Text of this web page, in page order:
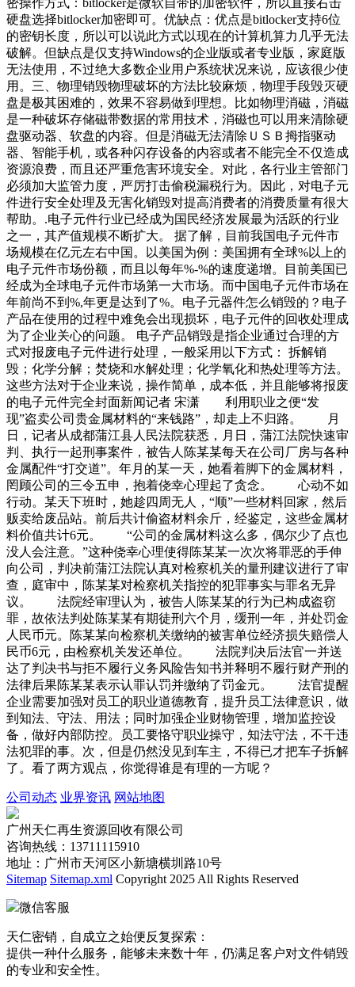
硬盘选择bitlocker加密即可。优缺点：优点是bitlocker支持6位
的密钥长度，所以可以说此方式以现在的计算机算力几乎无法
破解。但缺点是仅支持Windows的企业版或者专业版，家庭版
无法使用，不过绝大多数企业用户系统状况来说，应该很少使
用。三、物理销毁物理破坏的方法比较麻烦，物理手段毁灭硬
盘是极其困难的，效果不容易做到理想。比如物理消磁，消磁
是一种破坏存储磁带数据的常用技术，消磁也可以用来清除硬
盘驱动器、软盘的内容。但是消磁无法清除ＵＳＢ拇指驱动
器、智能手机，或各种闪存设备的内容或者不能完全不仅造成
资源浪费，而且还严重危害环境安全。对此，各行业主管部门
必须加大监管力度，严厉打击偷税漏税行为。因此，对电子元
件进行安全处理及无害化销毁对提高消费者的消费质量有很大
帮助。.电子元件行业已经成为国民经济发展最为活跃的行业
之一，其产值规模不断扩大。 据了解，目前我国电子元件市
场规模在亿元左右中国。以美国为例：美国拥有全球%以上的
电子元件市场份额，而且以每年%-%的速度递增。目前美国已
经成为全球电子元件市场第一大市场。而中国电子元件市场在
年前尚不到%,年更是达到了%。电子元器件怎么销毁的？电子
产品在使用的过程中难免会出现损坏，电子元件的回收处理成
为了企业关心的问题。 电子产品销毁是指企业通过合理的方
式对报废电子元件进行处理，一般采用以下方式： 拆解销
毁；化学分解；焚烧和水解处理；化学氧化和热处理等方法。
这些方法对于企业来说，操作简单，成本低，并且能够将报废
的电子元件完全封面新闻记者 宋潇 利用职业之便“发
现”盗卖公司贵金属材料的“来钱路”，却走上不归路。 月
日，记者从成都蒲江县人民法院获悉，月日，蒲江法院快速审
判、执行一起刑事案件，被告人陈某某每天在公司厂房与各种
金属配件“打交道”。年月的某一天，她看着脚下的金属材料，
罔顾公司的三令五申，抱着侥幸心理起了贪念。 心动不如
行动。某天下班时，她趁四周无人，“顺”一些材料回家，然后
贩卖给废品站。前后共计偷盗材料余斤，经鉴定，这些金属材
料价值共计6元。 “公司的金属材料这么多，偶尔少了点也
没人会注意。”这种侥幸心理使得陈某某一次次将罪恶的手伸
向公司，判决前蒲江法院认真对检察机关的量刑建议进行了审
查，庭审中，陈某某对检察机关指控的犯罪事实与罪名无异
议。 法院经审理认为，被告人陈某某的行为已构成盗窃
罪，故依法判处陈某某有期徒刑六个月，缓刑一年，并处罚金
人民币元。陈某某向检察机关缴纳的被害单位经济损失赔偿人
民币6元，由检察机关发还单位。 法院判决后法官一并送
达了判决书与拒不履行义务风险告知书并释明不履行财产刑的
法律后果陈某某表示认罪认罚并缴纳了罚金元。 法官提醒
企业需要加强对员工的职业道德教育，提升员工法律意识，做
到知法、守法、用法；同时加强企业财物管理，增加监控设
备，做好内部防控。员工要恪守职业操守，知法守法，不干违
法犯罪的事。次，但是仍然没见到车主，不得已才把车子拆解
了。看了两方观点，你觉得谁是有理的一方呢？
公司动态 业界资讯 网站地图
广州天仁再生资源回收有限公司
咨询热线：13711115910
地址：广州市天河区小新塘横圳路10号
Sitemap Sitemap.xml Copyright 2025 All Rights Reserved
微信客服
天仁密销，自成立之始便反复探索：
提供一种什么服务，能够未来数十年，仍满足客户对文件销毁
的专业和安全性。